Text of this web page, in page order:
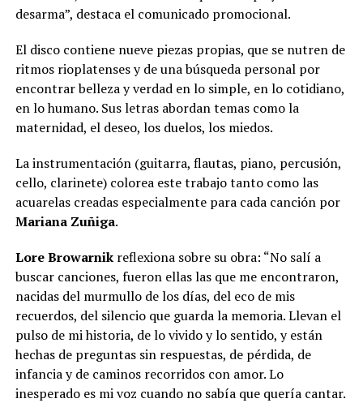
desarma”, destaca el comunicado promocional.
El disco contiene nueve piezas propias, que se nutren de
ritmos rioplatenses y de una búsqueda personal por
encontrar belleza y verdad en lo simple, en lo cotidiano,
en lo humano. Sus letras abordan temas como la
maternidad, el deseo, los duelos, los miedos.
La instrumentación (guitarra, flautas, piano, percusión,
cello, clarinete) colorea este trabajo tanto como las
acuarelas creadas especialmente para cada canción por
Mariana Zuñiga.
Lore Browarnikreflexiona sobre su obra: “No salí a
buscar canciones, fueron ellas las que me encontraron,
nacidas del murmullo de los días, del eco de mis
recuerdos, del silencio que guarda la memoria. Llevan el
pulso de mi historia, de lo vivido y lo sentido, y están
hechas de preguntas sin respuestas, de pérdida, de
infancia y de caminos recorridos con amor. Lo
inesperado es mi voz cuando no sabía que quería cantar.